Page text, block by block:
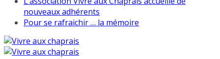
nouveaux adhérents
Pour se rafraichir … la mémoire